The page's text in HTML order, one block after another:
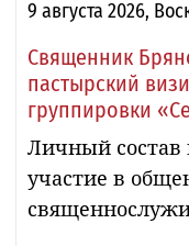
9 августа 2026,
Священник
пастырский
группировки
Личный состав
участие в